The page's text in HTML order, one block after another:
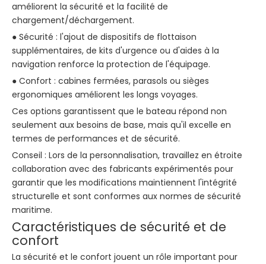
améliorent la sécurité et la facilité de
chargement/déchargement.
● Sécurité : l'ajout de dispositifs de flottaison
supplémentaires, de kits d'urgence ou d'aides à la
navigation renforce la protection de l'équipage.
● Confort : cabines fermées, parasols ou sièges
ergonomiques améliorent les longs voyages.
Ces options garantissent que le bateau répond non
seulement aux besoins de base, mais qu'il excelle en
termes de performances et de sécurité.
Conseil : Lors de la personnalisation, travaillez en étroite
collaboration avec des fabricants expérimentés pour
garantir que les modifications maintiennent l'intégrité
structurelle et sont conformes aux normes de sécurité
maritime.
Caractéristiques de sécurité et de
confort
La sécurité et le confort jouent un rôle important pour